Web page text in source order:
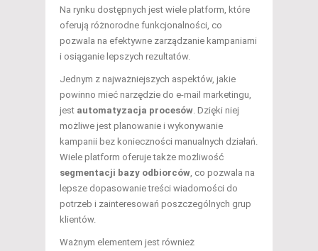
Na rynku dostępnych jest wiele platform, które
oferują różnorodne funkcjonalności, co
pozwala na efektywne zarządzanie kampaniami
i osiąganie lepszych rezultatów.
Jednym z najważniejszych aspektów, jakie
powinno mieć narzędzie do e-mail marketingu,
jest automatyzacja procesów . Dzięki niej
możliwe jest planowanie i wykonywanie
kampanii bez konieczności manualnych działań.
Wiele platform oferuje także możliwość
segmentacji bazy odbiorców , co pozwala na
lepsze dopasowanie treści wiadomości do
potrzeb i zainteresowań poszczególnych grup
klientów.
Ważnym elementem jest również